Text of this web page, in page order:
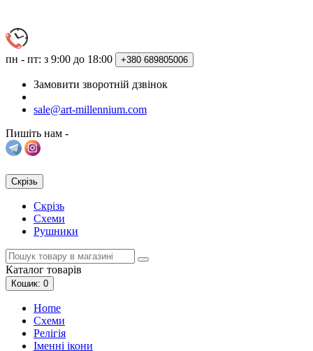
пн - пт: з 9:00 до 18:00 +380 689805006
Замовити зворотній дзвінок
sale@art-millennium.com
Пишіть нам -
Скрізь
Скрізь
Схеми
Рушники
Каталог товарів
Кошик: 0
Home
Схеми
Релігія
Іменні ікони